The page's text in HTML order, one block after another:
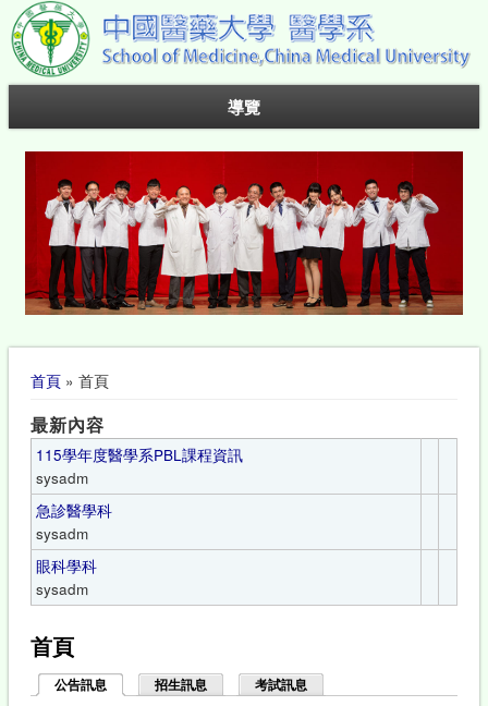
導覽
您在這裡
首頁» 首頁
最新內容
115學年度醫學系PBL課程資訊
sysadm
急診醫學科
sysadm
眼科學科
sysadm
首頁
公告訊息 (作用中頁籤)招生訊息 考試訊息